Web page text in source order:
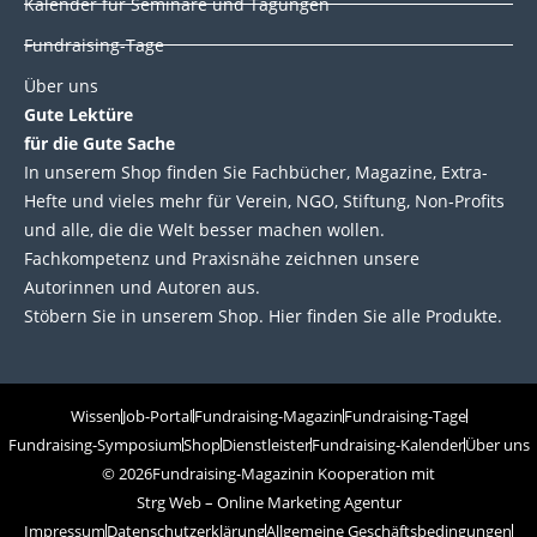
Fundraising-Tage
Über uns
Gute Lektüre
für die Gute Sache
In unserem Shop finden Sie Fachbücher, Magazine, Extra-
Hefte und vieles mehr für Verein, NGO, Stiftung, Non-Profits
und alle, die die Welt besser machen wollen.
Fachkompetenz und Praxisnähe zeichnen unsere
Autorinnen und Autoren aus.
Stöbern Sie in unserem Shop. Hier finden Sie alle Produkte.
WissenJob-PortalFundraising-MagazinFundraising-Tage
Fundraising-SymposiumShopDienstleisterFundraising-KalenderÜber uns
© 2026Fundraising-Magazinin Kooperation mit
Strg Web – Online Marketing Agentur
ImpressumDatenschutzerklärungAllgemeine Geschäftsbedingungen